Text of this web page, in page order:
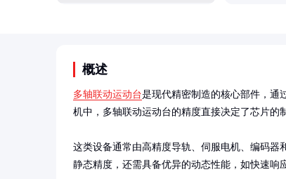
概述
多轴联动运动台是现代精密制造的核心部件，通
机中，多轴联动运动台的精度直接决定了芯片的
这类设备通常由高精度导轨、伺服电机、编码
静态精度，还需具备优异的动态性能，如快速响